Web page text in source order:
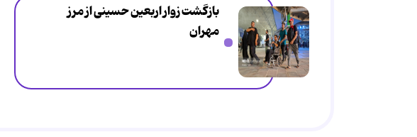
بازگشت زوار اربعین حسینی از مرز
مهران